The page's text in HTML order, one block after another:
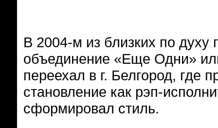
В 2004-м из близких по
объединение «Еще Одни»
переехал в г. Белгород, где
становление как рэп-
сформировал стиль.